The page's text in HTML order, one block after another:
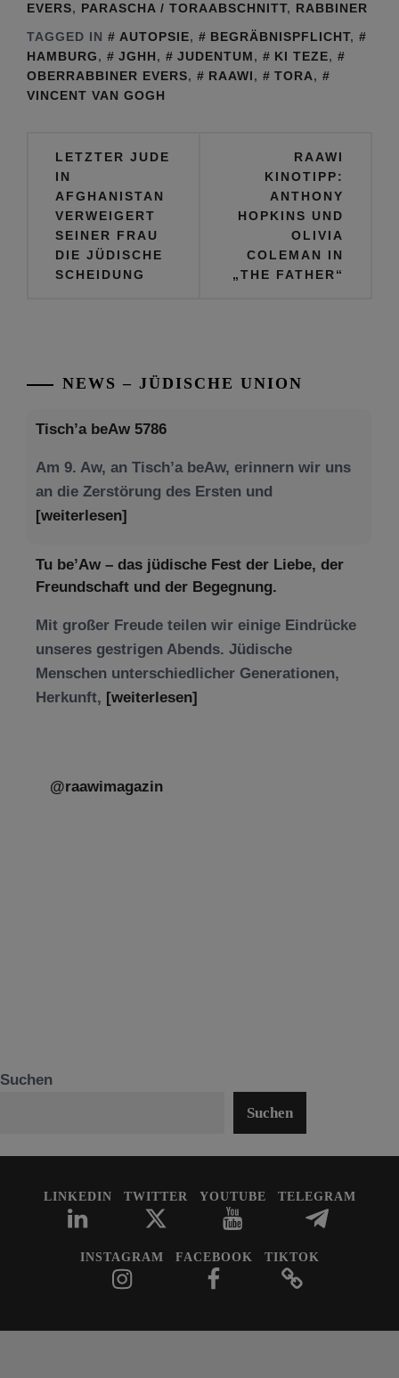
EVERS, PARASCHA / TORAABSCHNITT, RABBINER
TAGGED IN
AUTOPSIE, BEGRÄBNISPFLICHT,
HAMBURG, JGHH, JUDENTUM, KI TEZE,
OBERRABBINER EVERS, RAAWI, TORA,
VINCENT VAN GOGH
Beitragsnavigation
LETZTER JUDE
IN
AFGHANISTAN
VERWEIGERT
SEINER FRAU
DIE JÜDISCHE
SCHEIDUNG
RAAWI
KINOTIPP:
ANTHONY
HOPKINS UND
OLIVIA
COLEMAN IN
„THE FATHER“
NEWS – JÜDISCHE UNION
Tisch’a beAw 5786
Am 9. Aw, an Tisch’a beAw, erinnern wir uns
an die Zerstörung des Ersten und
[weiterlesen]
Tu be’Aw – das jüdische Fest der Liebe, der
Freundschaft und der Begegnung.
Mit großer Freude teilen wir einige Eindrücke
unseres gestrigen Abends. Jüdische
Menschen unterschiedlicher Generationen,
Herkunft, [weiterlesen]
@raawimagazin
Suchen
Suchen
LINKEDIN TWITTER YOUTUBE TELEGRAM
INSTAGRAM FACEBOOK TIKTOK